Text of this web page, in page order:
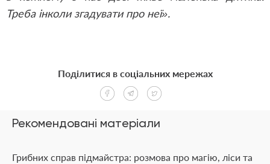
Треба інколи згадувати про неї».
Рекомендовані матеріали
Грибних справ підмайстра: розмова про магію, ліси та
Поділитися в соціальних мережах